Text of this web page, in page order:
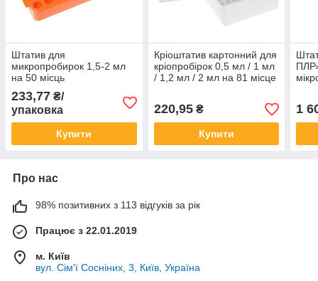
Штатив для
микропробирок 1,5-2 мл
на 50 місць
233,77 ₴/
упаковка
Купити
Кріоштатив картонний для
кріопробірок 0,5 мл / 1 мл
/ 1,2 мл / 2 мл на 81 місце
220,95₴
Купити
1
Про нас
98% позитивних з 113 відгуків за рік
Працює з 22.01.2019
м. Київ
вул. Сім'ї Сосніних, 3, Київ, Україна